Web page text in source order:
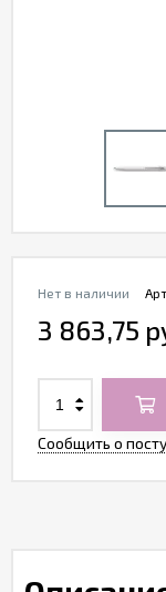
Нет в наличии
3 863,75
Сообщить о